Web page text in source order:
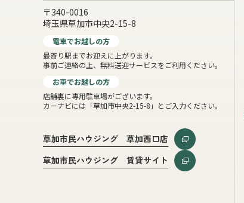
〒340-0016
埼玉県草加市中央2-15-8
電車でお越しの方
最寄り駅までお迎えに上がります。
事前ご連絡の上、無料送迎サービスをご利用ください。
お車でお越しの方
店舗裏に専用駐車場がございます。
カーナビには「草加市中央2-15-8」とご入力ください。
草加市民ハウジング 草加西口店
草加市民ハウジング 賃貸サイト